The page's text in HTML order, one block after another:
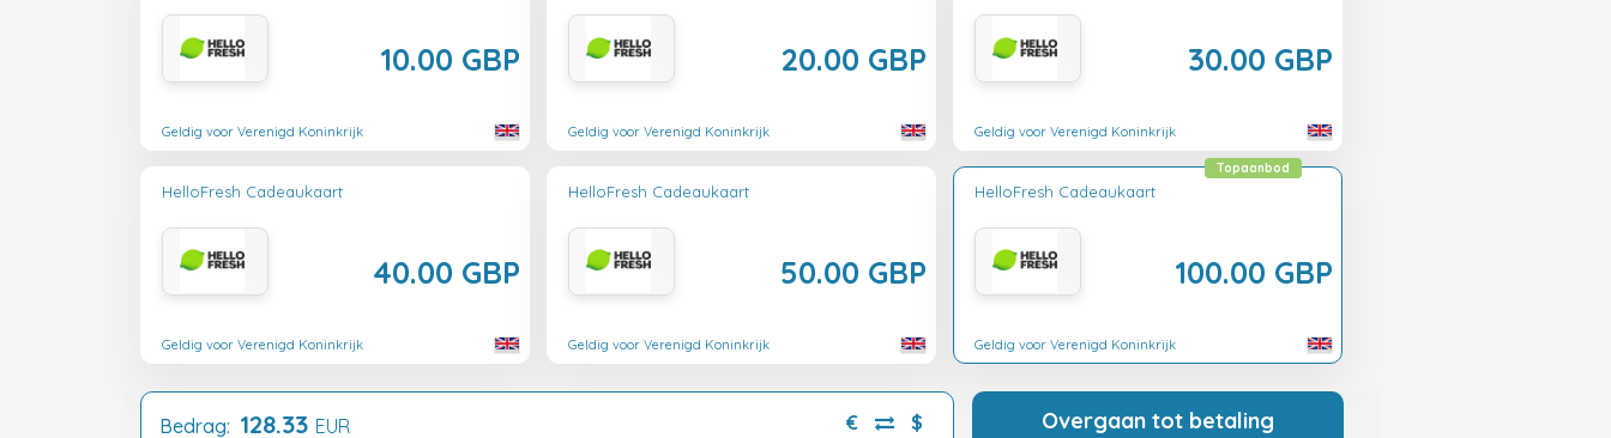
10.00 GBP
Geldig voor Verenigd Koninkrijk
20.00 GBP
Geldig voor Verenigd Koninkrijk
30.00 GBP
Geldig voor Verenigd Koninkrijk
HelloFresh Cadeaukaart
40.00 GBP
Geldig voor Verenigd Koninkrijk
HelloFresh Cadeaukaart
50.00 GBP
Geldig voor Verenigd Koninkrijk
HelloFresh Cadeaukaart
100.00 GBP
Topaanbod
Geldig voor Verenigd Koninkrijk
Bedrag: 128.33 EUR € $ Overgaan tot betaling